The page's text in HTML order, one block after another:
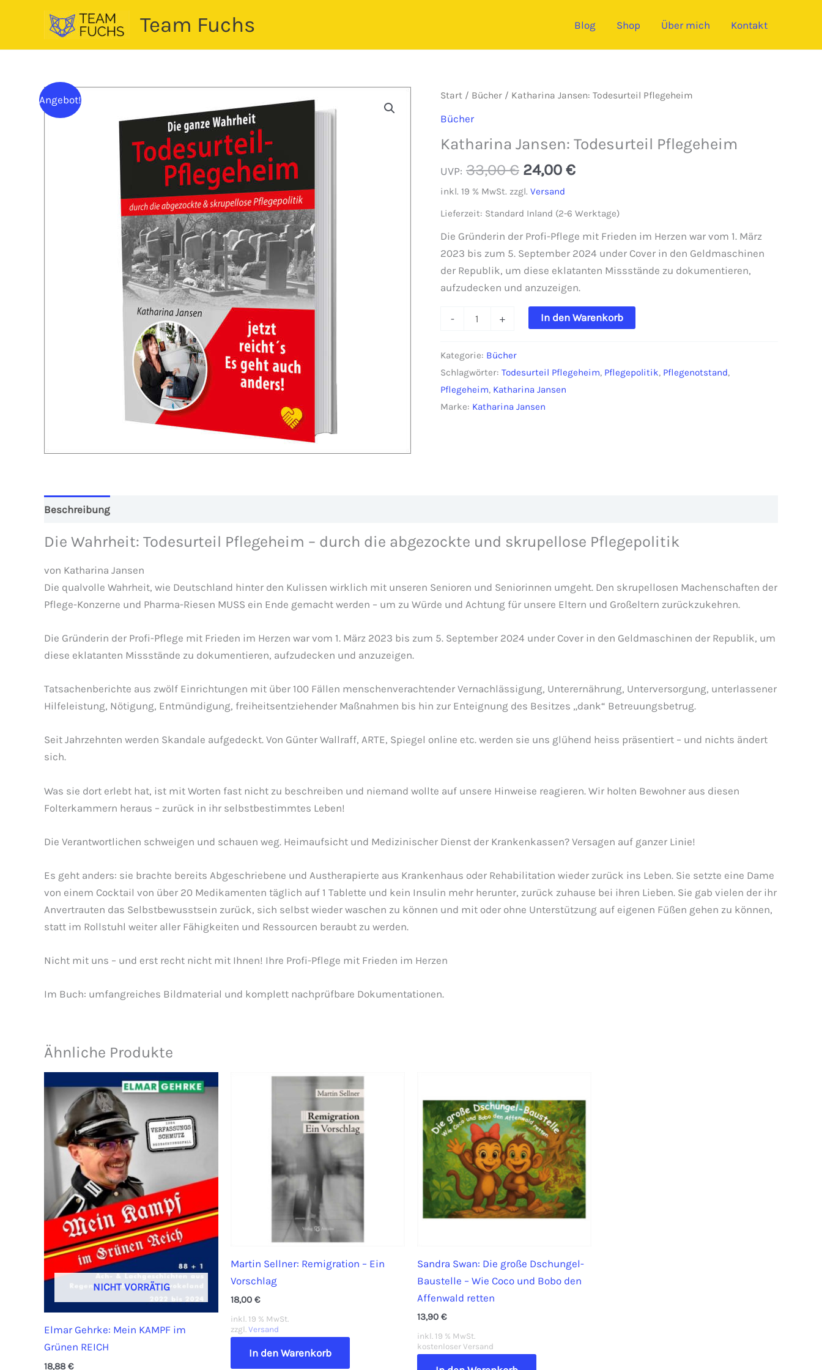
Team Fuchs Blog Shop Über mich Kontakt
Angebot! Start / Bücher / Katharina Jansen: Todesurteil Pflegeheim
Bücher
Katharina Jansen: Todesurteil Pflegeheim
UVP: 33,00€ Ursprünglicher
Preis
33,00 €
24,00 €Aktueller
24,00 €.
inkl. 19 % MwSt. zzgl. Versand
Lieferzeit: Standard Inland (2-6 Werktage)
Die Gründerin der Profi-Pflege mit Frieden im Herzen war vom 1. März
2023 bis zum 5. September 2024 under Cover in den Geldmaschinen
der Republik, um diese eklatanten Missstände zu dokumentieren,
aufzudecken und anzuzeigen.
-
Katharina
+ In den Warenkorb
Kategorie: Bücher
Schlagwörter: Todesurteil Pflegeheim, Pflegepolitik, Pflegenotstand,
Pflegeheim, Katharina Jansen
Marke: Katharina Jansen
Beschreibung
Die Wahrheit: Todesurteil Pflegeheim – durch die abgezockte und skrupellose Pflegepolitik
von Katharina Jansen
Die qualvolle Wahrheit, wie Deutschland hinter den Kulissen wirklich mit unseren Senioren und Seniorinnen umgeht. Den skrupellosen Machenschaften der
Pflege-Konzerne und Pharma-Riesen MUSS ein Ende gemacht werden – um zu Würde und Achtung für unsere Eltern und Großeltern zurückzukehren.
Die Gründerin der Profi-Pflege mit Frieden im Herzen war vom 1. März 2023 bis zum 5. September 2024 under Cover in den Geldmaschinen der Republik, um
diese eklatanten Missstände zu dokumentieren, aufzudecken und anzuzeigen.
Tatsachenberichte aus zwölf Einrichtungen mit über 100 Fällen menschenverachtender Vernachlässigung, Unterernährung, Unterversorgung, unterlassener
Hilfeleistung, Nötigung, Entmündigung, freiheitsentziehender Maßnahmen bis hin zur Enteignung des Besitzes „dank“ Betreuungsbetrug.
Seit Jahrzehnten werden Skandale aufgedeckt. Von Günter Wallraff, ARTE, Spiegel online etc. werden sie uns glühend heiss präsentiert – und nichts ändert
sich.
Was sie dort erlebt hat, ist mit Worten fast nicht zu beschreiben und niemand wollte auf unsere Hinweise reagieren. Wir holten Bewohner aus diesen
Folterkammern heraus – zurück in ihr selbstbestimmtes Leben!
Die Verantwortlichen schweigen und schauen weg. Heimaufsicht und Medizinischer Dienst der Krankenkassen? Versagen auf ganzer Linie!
Es geht anders: sie brachte bereits Abgeschriebene und Austherapierte aus Krankenhaus oder Rehabilitation wieder zurück ins Leben. Sie setzte eine Dame
von einem Cocktail von über 20 Medikamenten täglich auf 1 Tablette und kein Insulin mehr herunter, zurück zuhause bei ihren Lieben. Sie gab vielen der ihr
Anvertrauten das Selbstbewusstsein zurück, sich selbst wieder waschen zu können und mit oder ohne Unterstützung auf eigenen Füßen gehen zu können,
statt im Rollstuhl weiter aller Fähigkeiten und Ressourcen beraubt zu werden.
Nicht mit uns – und erst recht nicht mit Ihnen! Ihre Profi-Pflege mit Frieden im Herzen
Im Buch: umfangreiches Bildmaterial und komplett nachprüfbare Dokumentationen.
Ähnliche Produkte
NICHT VORRÄTIG
Elmar Gehrke: Mein KAMPF im
Grünen REICH
18,88€
Martin Sellner: Remigration – Ein
Vorschlag
18,00 €
inkl. 19 % MwSt.
zzgl. Versand
In den Warenkorb
Sandra Swan: Die große Dschungel-
Baustelle – Wie Coco und Bobo den
Affenwald retten
13,90 €
inkl. 19 % MwSt.
kostenloser Versand